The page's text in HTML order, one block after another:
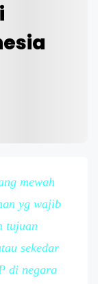
mewah
yg wajib
tujuan
sekedar
di negara